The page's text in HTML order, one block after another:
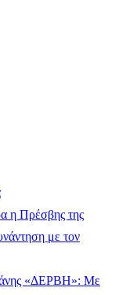
η Πρέσβης της
με τον
«ΔΕΡΒΗ»: Με